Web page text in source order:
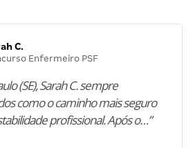
C.
Enfermeiro PSF
(SE), Sarah C. sempre
como o caminho mais seguro
profissional. Após o…”